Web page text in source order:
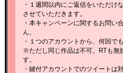
・１週間以内にご返信をいただけ
させていただきます。
・本キャンペーンに関するお問い
ん。
・１つのアカウントから、何回で
※ただし同じ作品は不可。RTも無
す。
・鍵付アカウントでのツイートは